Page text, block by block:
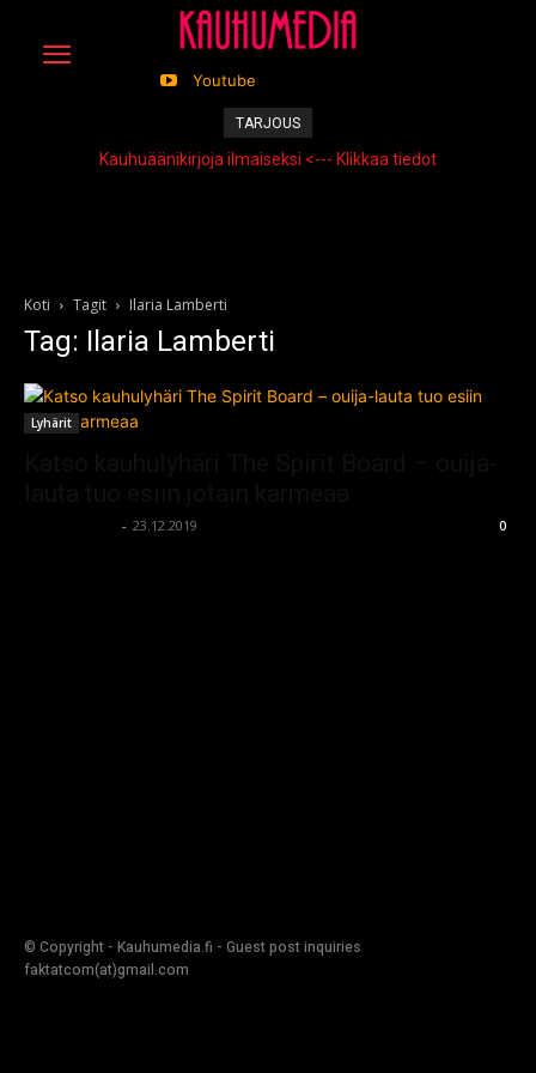
Youtube
TARJOUS
Kauhuäänikirjoja ilmaiseksi <--- Klikkaa tiedot
Koti Tagit Ilaria Lamberti
Tag: Ilaria Lamberti
Lyhärit
- 23.12.2019 0
© Copyright - Kauhumedia.fi - Guest post inquiries
faktatcom(at)gmail.com